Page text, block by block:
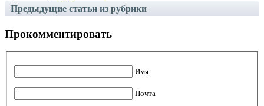
Предыдущие статьи из рубрики
Прокомментировать
Имя
Почта